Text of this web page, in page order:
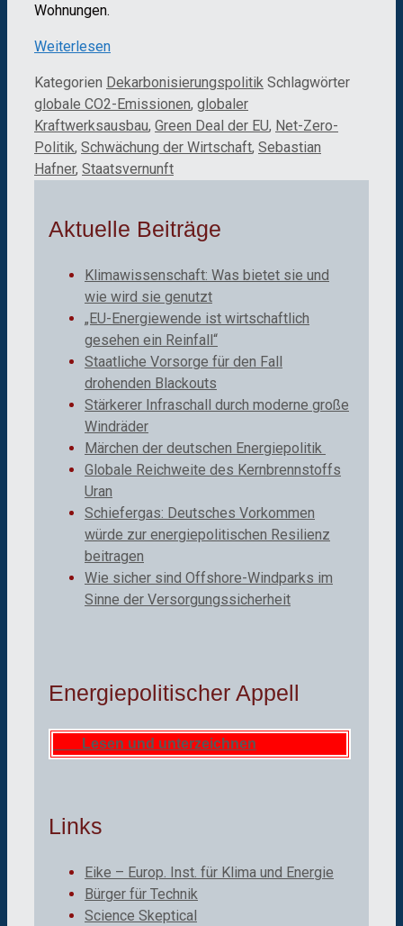
Wohnungen.
Weiterlesen
Kategorien Dekarbonisierungspolitik Schlagwörter
globale CO2-Emissionen, globaler
Kraftwerksausbau, Green Deal der EU, Net-Zero-
Politik, Schwächung der Wirtschaft, Sebastian
Hafner, Staatsvernunft
Aktuelle Beiträge
Klimawissenschaft: Was bietet sie und
wie wird sie genutzt
„EU-Energiewende ist wirtschaftlich
gesehen ein Reinfall“
Staatliche Vorsorge für den Fall
drohenden Blackouts
Stärkerer Infraschall durch moderne große
Windräder
Märchen der deutschen Energiepolitik
Globale Reichweite des Kernbrennstoffs
Uran
Schiefergas: Deutsches Vorkommen
würde zur energiepolitischen Resilienz
beitragen
Wie sicher sind Offshore-Windparks im
Sinne der Versorgungssicherheit
Energiepolitischer Appell
Lesen und unterzeichnen
Links
Eike – Europ. Inst. für Klima und Energie
Bürger für Technik
Science Skeptical